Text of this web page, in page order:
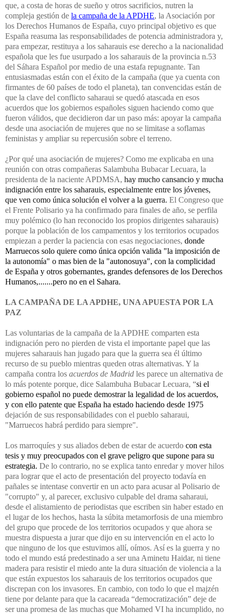
que, a costa de horas de sueño y otros sacrificios, nutren la
compleja gestión de la campaña de la APDHE, la Asociación por
los Derechos Humanos de España, cuyo principal objetivo es que
España reasuma las responsabilidades de potencia administradora y,
para empezar, restituya a los saharauis ese derecho a la nacionalidad
española que les fue usurpado a los saharauis de la provincia n.53
del Sáhara Español por medio de una estafa repugnante. Tan
entusiasmadas están con el éxito de la campaña (que ya cuenta con
firmantes de 60 países de todo el planeta), tan convencidas están de
que la clave del conflicto saharaui se quedó atascada en esos
acuerdos que los gobiernos españoles siguen haciendo como que
fueron válidos, que decidieron dar un paso más: apoyar la campaña
desde una asociación de mujeres que no se limitase a soflamas
feministas y ampliar su repercusión sobre el terreno.
¿Por qué una asociación de mujeres? Como me explicaba en una
reunión con otras compañeras Salambuha Bubacar Lecuara, la
presidenta de la naciente APDMSA, hay mucho cansancio y mucha
indignación entre los saharauis, especialmente entre los jóvenes,
que ven como única solución el volver a la guerra. El Congreso que
el Frente Polisario ya ha confirmado para finales de año, se perfila
muy polémico (lo han reconocido los propios dirigentes saharauis)
porque la población de los campamentos y los territorios ocupados
empiezan a perder la paciencia con esas negociaciones, donde
Marruecos solo quiere como única opción valida "la imposición de
la autonomía" o mas bien de la "autonosuya", con la complicidad
de España y otros gobernantes, grandes defensores de los Derechos
Humanos,.......pero no en el Sahara.
LA CAMPAÑA DE LA APDHE, UNA APUESTA POR LA
PAZ
Las voluntarias de la campaña de la APDHE comparten esta
indignación pero no pierden de vista el importante papel que las
mujeres saharauis han jugado para que la guerra sea él último
recurso de su pueblo mientras queden otras alternativas. Y la
campaña contra los acuerdos de Madrid les parece un alternativa de
lo más potente porque, dice Salambuha Bubacar Lecuara, “si el
gobierno español no puede demostrar la legalidad de los acuerdos,
y con ello patente que España ha estado haciendo desde 1975
dejación de sus responsabilidades con el pueblo saharaui,
"Marruecos habrá perdido para siempre".
Los marroquíes y sus aliados deben de estar de acuerdo con esta
tesis y muy preocupados con el grave peligro que supone para su
estrategia. De lo contrario, no se explica tanto enredar y mover hilos
para lograr que el acto de presentación del proyecto todavía en
pañales se intentase convertir en un acto para acusar al Polisario de
"corrupto" y, al parecer, exclusivo culpable del drama saharaui,
desde el alistamiento de periodistas que escriben sin haber estado en
el lugar de los hechos, hasta la súbita metamorfosis de una miembro
del grupo que procede de los territorios ocupados y que ahora se
muestra dispuesta a jurar que dijo en su intervención en el acto lo
que ninguno de los que estuvimos allí, oímos. Así es la guerra y no
todo el mundo está predestinado a ser una Aminetu Haidar, ni tiene
madera para resistir el miedo ante la dura situación de violencia a la
que están expuestos los saharauis de los territorios ocupados que
discrepan con los invasores. En cambio, con todo lo que el majzén
tiene por delante para que la cacareada “democratización” deje de
ser una promesa de las muchas que Mohamed VI ha incumplido, no